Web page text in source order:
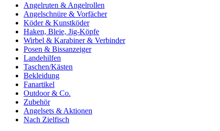
Angelruten & Angelrollen
Angelschnüre & Vorfächer
Köder & Kunstköder
Haken, Bleie, Jig-Köpfe
Wirbel & Karabiner & Verbinder
Posen & Bissanzeiger
Landehilfen
Taschen/Kästen
Bekleidung
Fanartikel
Outdoor & Co.
Zubehör
Angelsets & Aktionen
Nach Zielfisch